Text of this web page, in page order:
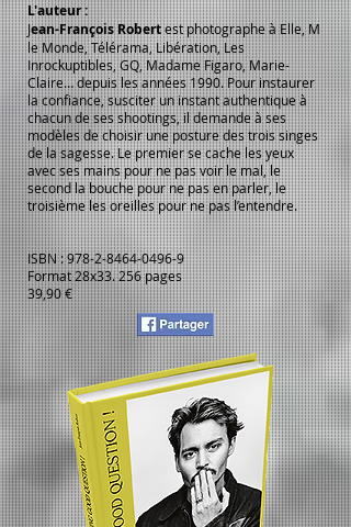
L'auteur :
Jean-François Robertest photographe à Elle, M
le Monde, Télérama, Libération, Les
Inrockuptibles, GQ, Madame Figaro, Marie-
Claire… depuis les années 1990. Pour instaurer
la confiance, susciter un instant authentique à
chacun de ses shootings, il demande à ses
modèles de choisir une posture des trois singes
de la sagesse. Le premier se cache les yeux
avec ses mains pour ne pas voir le mal, le
second la bouche pour ne pas en parler, le
troisième les oreilles pour ne pas l’entendre.
ISBN :978-2-8464-0496-9
Format 28x33. 256 pages
39,90 €